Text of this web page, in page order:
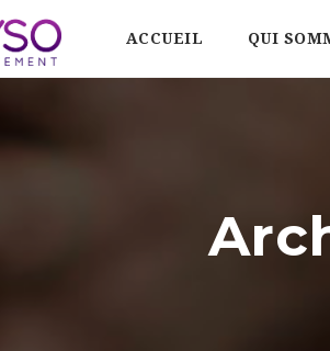
ACCUEIL QUI